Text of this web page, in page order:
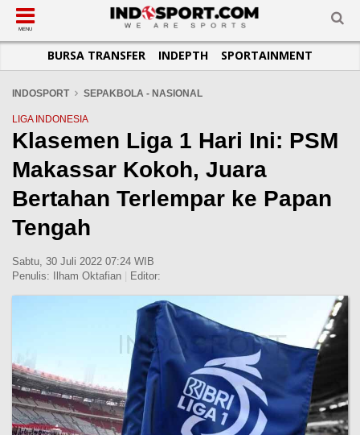
SUB-MENU
SEPAKBOLA
LIGA INGGRIS
LIGA ITALIA
LIGA SPANYOL
LIGA CHAMPIONS
LIGA PRANCIS
LIGA EUROPA
SUB-MENU
SPORTAINMENT
SUB-MENU
OTOMOTIF
OTOMANIA
SUB-MENU
BASKET
FUTSAL
OLIMPIK
E-SPORT
SUB-MENU
JADWAL
SUB-MENU
TOPIK HARI INI
INFOGRAFIS
GALERI FOTO
TEMPAT OLAHRAGA
PASUKAN SEHAT
MENU
BURSA TRANSFER INDEPTH SPORTAINMENT
INDOSPORT SEPAKBOLA - NASIONAL
LIGA INDONESIA
Klasemen Liga 1 Hari Ini: PSM
Makassar Kokoh, Juara
Bertahan Terlempar ke Papan
Tengah
Sabtu, 30 Juli 2022 07:24 WIB
Penulis:
Ilham Oktafian Editor: